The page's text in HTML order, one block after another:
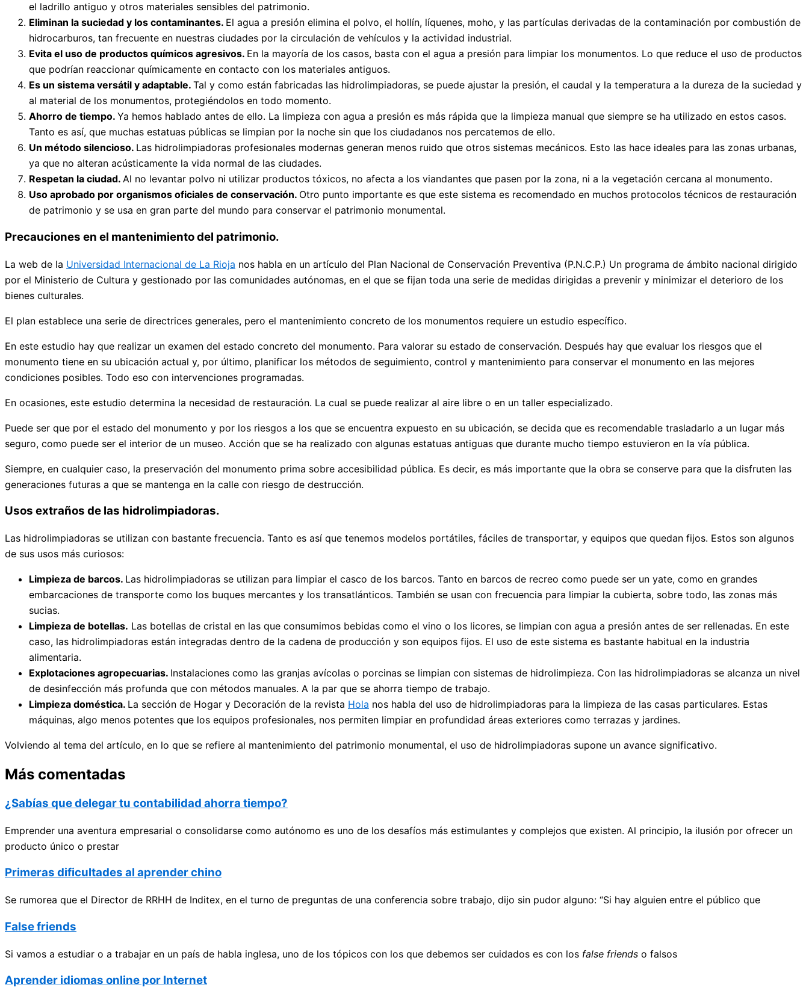
el ladrillo antiguo y otros materiales sensibles del patrimonio.
Eliminan la suciedad y los contaminantes. El agua a presión elimina el polvo, el hollín, líquenes, moho, y las partículas derivadas de la contaminación por combustión de
hidrocarburos, tan frecuente en nuestras ciudades por la circulación de vehículos y la actividad industrial.
Evita el uso de productos químicos agresivos. En la mayoría de los casos, basta con el agua a presión para limpiar los monumentos. Lo que reduce el uso de productos
que podrían reaccionar químicamente en contacto con los materiales antiguos.
Es un sistema versátil y adaptable. Tal y como están fabricadas las hidrolimpiadoras, se puede ajustar la presión, el caudal y la temperatura a la dureza de la suciedad y
al material de los monumentos, protegiéndolos en todo momento.
Ahorro de tiempo. Ya hemos hablado antes de ello. La limpieza con agua a presión es más rápida que la limpieza manual que siempre se ha utilizado en estos casos.
Tanto es así, que muchas estatuas públicas se limpian por la noche sin que los ciudadanos nos percatemos de ello.
Un método silencioso. Las hidrolimpiadoras profesionales modernas generan menos ruido que otros sistemas mecánicos. Esto las hace ideales para las zonas urbanas,
ya que no alteran acústicamente la vida normal de las ciudades.
Respetan la ciudad. Al no levantar polvo ni utilizar productos tóxicos, no afecta a los viandantes que pasen por la zona, ni a la vegetación cercana al monumento.
Uso aprobado por organismos oficiales de conservación. Otro punto importante es que este sistema es recomendado en muchos protocolos técnicos de restauración
de patrimonio y se usa en gran parte del mundo para conservar el patrimonio monumental.
Precauciones en el mantenimiento del patrimonio.
La web de la Universidad Internacional de La Rioja nos habla en un artículo del Plan Nacional de Conservación Preventiva (P.N.C.P.) Un programa de ámbito nacional dirigido
por el Ministerio de Cultura y gestionado por las comunidades autónomas, en el que se fijan toda una serie de medidas dirigidas a prevenir y minimizar el deterioro de los
bienes culturales.
El plan establece una serie de directrices generales, pero el mantenimiento concreto de los monumentos requiere un estudio específico.
En este estudio hay que realizar un examen del estado concreto del monumento. Para valorar su estado de conservación. Después hay que evaluar los riesgos que el
monumento tiene en su ubicación actual y, por último, planificar los métodos de seguimiento, control y mantenimiento para conservar el monumento en las mejores
condiciones posibles. Todo eso con intervenciones programadas.
En ocasiones, este estudio determina la necesidad de restauración. La cual se puede realizar al aire libre o en un taller especializado.
Puede ser que por el estado del monumento y por los riesgos a los que se encuentra expuesto en su ubicación, se decida que es recomendable trasladarlo a un lugar más
seguro, como puede ser el interior de un museo. Acción que se ha realizado con algunas estatuas antiguas que durante mucho tiempo estuvieron en la vía pública.
Siempre, en cualquier caso, la preservación del monumento prima sobre accesibilidad pública. Es decir, es más importante que la obra se conserve para que la disfruten las
generaciones futuras a que se mantenga en la calle con riesgo de destrucción.
Usos extraños de las hidrolimpiadoras.
Las hidrolimpiadoras se utilizan con bastante frecuencia. Tanto es así que tenemos modelos portátiles, fáciles de transportar, y equipos que quedan fijos. Estos son algunos
de sus usos más curiosos:
Limpieza de barcos. Las hidrolimpiadoras se utilizan para limpiar el casco de los barcos. Tanto en barcos de recreo como puede ser un yate, como en grandes
embarcaciones de transporte como los buques mercantes y los transatlánticos. También se usan con frecuencia para limpiar la cubierta, sobre todo, las zonas más
sucias.
Limpieza de botellas. Las botellas de cristal en las que consumimos bebidas como el vino o los licores, se limpian con agua a presión antes de ser rellenadas. En este
caso, las hidrolimpiadoras están integradas dentro de la cadena de producción y son equipos fijos. El uso de este sistema es bastante habitual en la industria
alimentaria.
Explotaciones agropecuarias. Instalaciones como las granjas avícolas o porcinas se limpian con sistemas de hidrolimpieza. Con las hidrolimpiadoras se alcanza un nivel
de desinfección más profunda que con métodos manuales. A la par que se ahorra tiempo de trabajo.
Limpieza doméstica. La sección de Hogar y Decoración de la revista Hola nos habla del uso de hidrolimpiadoras para la limpieza de las casas particulares. Estas
máquinas, algo menos potentes que los equipos profesionales, nos permiten limpiar en profundidad áreas exteriores como terrazas y jardines.
Volviendo al tema del artículo, en lo que se refiere al mantenimiento del patrimonio monumental, el uso de hidrolimpiadoras supone un avance significativo.
Más comentadas
¿Sabías que delegar tu contabilidad ahorra tiempo?
Emprender una aventura empresarial o consolidarse como autónomo es uno de los desafíos más estimulantes y complejos que existen. Al principio, la ilusión por ofrecer un
producto único o prestar
Primeras dificultades al aprender chino
Se rumorea que el Director de RRHH de Inditex, en el turno de preguntas de una conferencia sobre trabajo, dijo sin pudor alguno: “Si hay alguien entre el público que
False friends
Si vamos a estudiar o a trabajar en un país de habla inglesa, uno de los tópicos con los que debemos ser cuidados es con los false friends o falsos
Aprender idiomas online por Internet